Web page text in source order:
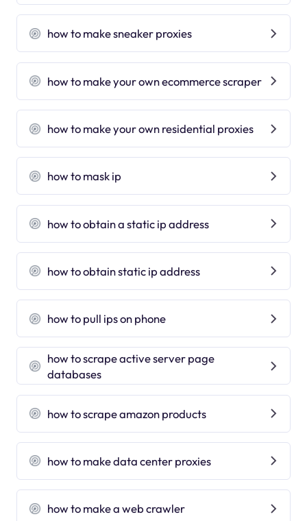
how to make sneaker proxies
how to make your own ecommerce scraper
how to make your own residential proxies
how to mask ip
how to obtain a static ip address
how to obtain static ip address
how to pull ips on phone
how to scrape active server page
databases
how to scrape amazon products
how to make data center proxies
how to make a web crawler